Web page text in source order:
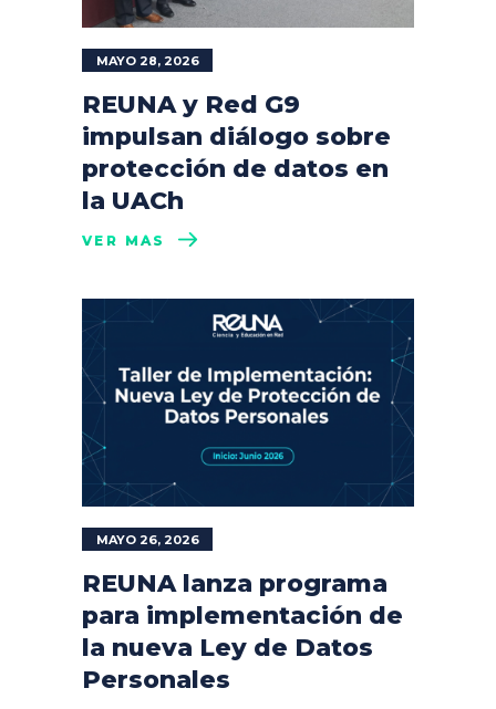
MAYO 28, 2026
REUNA y Red G9
impulsan diálogo sobre
protección de datos en
la UACh
VER MÁS
MAYO 26, 2026
REUNA lanza programa
para implementación de
la nueva Ley de Datos
Personales